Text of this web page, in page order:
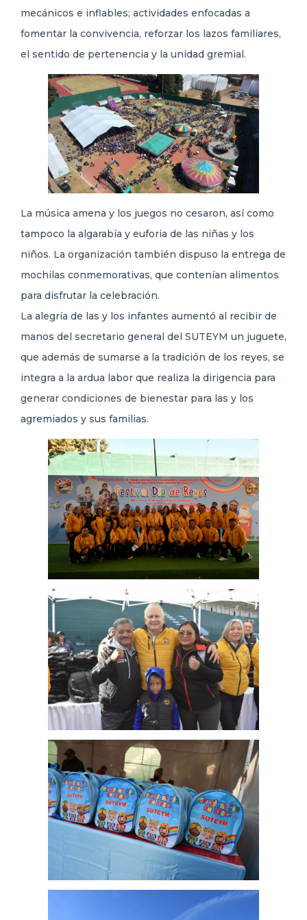
mecánicos e inflables; actividades enfocadas a
fomentar la convivencia, reforzar los lazos familiares,
el sentido de pertenencia y la unidad gremial.
La música amena y los juegos no cesaron, así como
tampoco la algarabía y euforia de las niñas y los
niños. La organización también dispuso la entrega de
mochilas conmemorativas, que contenían alimentos
para disfrutar la celebración.
La alegría de las y los infantes aumentó al recibir de
manos del secretario general del SUTEYM un juguete,
que además de sumarse a la tradición de los reyes, se
integra a la ardua labor que realiza la dirigencia para
generar condiciones de bienestar para las y los
agremiados y sus familias.